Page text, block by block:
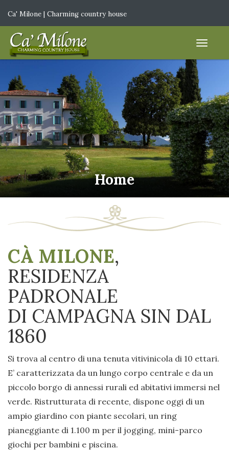
Ca' Milone | Charming country house
Home
CÀ MILONE,
RESIDENZA
PADRONALE
DI CAMPAGNA SIN DAL
1860
Si trova al centro di una tenuta vitivinicola di 10 ettari.
E’ caratterizzata da un lungo corpo centrale e da un
piccolo borgo di annessi rurali ed abitativi immersi nel
verde. Ristrutturata di recente, dispone oggi di un
ampio giardino con piante secolari, un ring
pianeggiante di 1.100 m per il jogging, mini-parco
giochi per bambini e piscina.